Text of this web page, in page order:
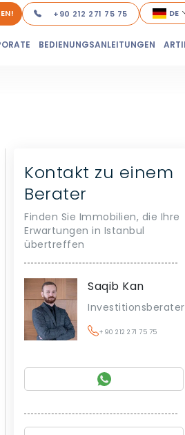
+90 212 271 75 75 DE
BEDIENUNGSANLEITUNGEN
Kontakt zu einem
Berater
Finden Sie Immobilien, die Ihre
Erwartungen in Istanbul
übertreffen
Saqib Kan
Investitionsberater
+90 212 271 75 75